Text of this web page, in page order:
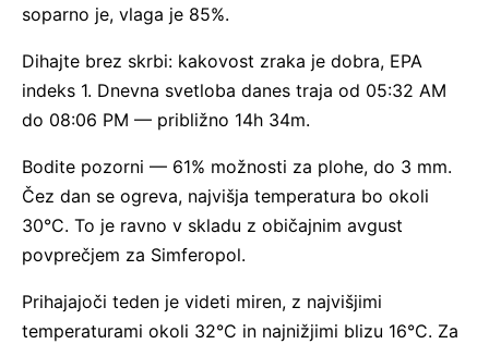
soparno je, vlaga je 85%.
Dihajte brez skrbi: kakovost zraka je dobra, EPA
indeks 1. Dnevna svetloba danes traja od 05:32 AM
do 08:06 PM — približno 14h 34m.
Bodite pozorni — 61% možnosti za plohe, do 3 mm.
Čez dan se ogreva, najvišja temperatura bo okoli
30°C. To je ravno v skladu z običajnim avgust
povprečjem za Simferopol.
Prihajajoči teden je videti miren, z najvišjimi
temperaturami okoli 32°C in najnižjimi blizu 16°C. Za